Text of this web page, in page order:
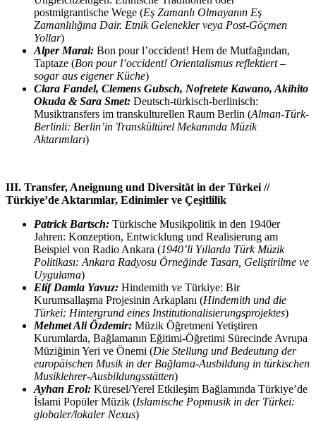
postmigrantische Wege (Eş Zamanlı Olmayanın Eş
Zamanlılığına Dair. Etnik Gelenekler veya Post-Göçmen
Yollar)
Alper Maral: Bon pour l’occident! Hem de Mutfağından,
Taptaze (Bon pour l’occident! Orientalismus reflektiert –
sogar aus eigener Küche)
Clara Fandel, Clemens Gubsch, Nofretete Kawano, Akihito
Okuda & Sara Smet: Deutsch-türkisch-berlinisch:
Musiktransfers im transkulturellen Raum Berlin (Alman-Türk-
Berlinli: Berlin’in Transkültürel Mekanında Müzik
Aktarımları)
III. Transfer, Aneignung und Diversität in der Türkei //
Türkiye’de Aktarımlar, Edinimler ve Çeşitlilik
Patrick Bartsch: Türkische Musikpolitik in den 1940er
Jahren: Konzeption, Entwicklung und Realisierung am
Beispiel von Radio Ankara (1940’li Yıllarda Türk Müzik
Politikası: Ankara Radyosu Örneğinde Tasarı, Geliştirilme ve
Uygulama)
Elíf Damla Yavuz: Hindemith ve Türkiye: Bir
Kurumsallaşma Projesinin Arkaplanı (Hindemith und die
Türkei: Hintergrund eines Institutionalisierungsprojektes)
Mehmet Ali Özdemir: Müzik Öğretmeni Yetiştiren
Kurumlarda, Bağlamanın Eğitimi-Öğretimi Sürecinde Avrupa
Müziğinin Yeri ve Önemi (Die Stellung und Bedeutung der
europäischen Musik in der Bağlama-Ausbildung in türkischen
Musiklehrer-Ausbildungsstätten)
Ayhan Erol: Küresel/Yerel Etkileşim Bağlamında Türkiye’de
İslami Popüler Müzik (Islamische Popmusik in der Türkei:
globaler/lokaler Nexus)